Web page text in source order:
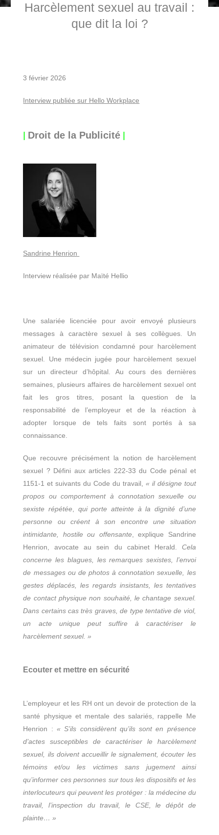
Harcèlement sexuel au travail :
que dit la loi ?
3 février 2026
Interview publiée sur Hello Workplace
| Droit de la Publicité |
Sandrine Henrion
Interview réalisée par Maïté Hellio
Une salariée licenciée pour avoir envoyé plusieurs
messages à caractère sexuel à ses collègues. Un
animateur de télévision condamné pour harcèlement
sexuel. Une médecin jugée pour harcèlement sexuel
sur un directeur d’hôpital. Au cours des dernières
semaines, plusieurs affaires de harcèlement sexuel ont
fait les gros titres, posant la question de la
responsabilité de l’employeur et de la réaction à
adopter lorsque de tels faits sont portés à sa
connaissance.
Que recouvre précisément la notion de harcèlement
sexuel ? Défini aux articles 222-33 du Code pénal et
1151-1 et suivants du Code du travail, « il désigne tout
propos ou comportement à connotation sexuelle ou
sexiste répétée
qui porte atteinte à la dignité d’une
personne ou créent à son encontre une situation
intimidante, hostile ou offensante, explique Sandrine
Henrion, avocate au sein du cabinet Herald. Cela
concerne les blagues, les remarques sexistes, l’envoi
de messages ou de photos à connotation sexuelle, les
gestes déplacés, les regards insistants, les tentatives
de contact physique non souhaité, le chantage sexuel.
Dans certains cas très graves, de type tentative de viol,
un acte unique peut suffire à caractériser le
harcèlement sexuel. »
Ecouter et mettre en sécurité
L’employeur et les RH ont un devoir de protection de la
santé physique et mentale des salariés, rappelle Me
Henrion : « S’ils considèrent qu’ils sont en présence
d’actes susceptibles de caractériser le harcèlement
sexuel, ils doivent accueillir le signalement, écouter les
témoins et/ou les victimes sans jugement ainsi
qu’informer ces personnes sur tous les dispositifs et les
interlocuteurs qui peuvent les protéger : la médecine du
travail, l’inspection du travail, le CSE, le dépôt de
plainte… »